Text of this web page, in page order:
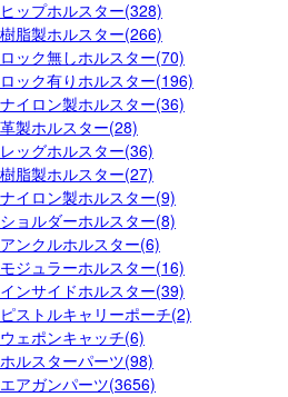
ヒップホルスター(328)
樹脂製ホルスター(266)
ロック無しホルスター(70)
ロック有りホルスター(196)
ナイロン製ホルスター(36)
革製ホルスター(28)
レッグホルスター(36)
樹脂製ホルスター(27)
ナイロン製ホルスター(9)
ショルダーホルスター(8)
アンクルホルスター(6)
モジュラーホルスター(16)
インサイドホルスター(39)
ピストルキャリーポーチ(2)
ウェポンキャッチ(6)
ホルスターパーツ(98)
エアガンパーツ(3656)